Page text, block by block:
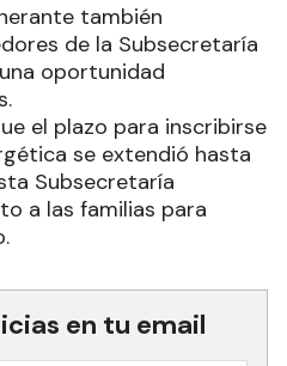
también
de la Subsecretaría
oportunidad
el plazo para inscribirse
se extendió hasta
Subsecretaría
a las familias para
en tu email